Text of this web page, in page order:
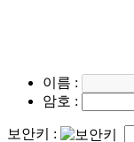
이름 :
암호 :
보안키 :